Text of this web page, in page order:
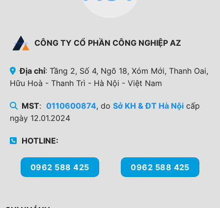
CÔNG TY CỔ PHẦN CÔNG NGHIỆP AZ
Địa chỉ: Tầng 2, Số 4, Ngõ 18, Xóm Mới, Thanh Oai,
Hữu Hoà - Thanh Trì - Hà Nội - Việt Nam
MST: 0110600874, do Sở KH & ĐT Hà Nộicấp
ngày 12.01.2024
HOTLINE:
0962 588 425 0962 588 425